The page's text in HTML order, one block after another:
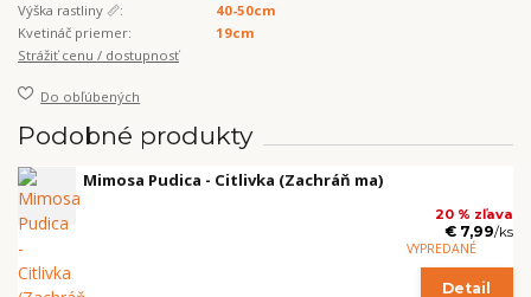
Výška rastliny 📏:
40-50cm
Kvetináč priemer:
19cm
Strážiť cenu / dostupnosť
Do obľúbených
Podobné produkty
Mimosa Pudica - Citlivka (Zachráň ma)
20 % zľava
€ 7,99/ks
VYPREDANÉ
Detail